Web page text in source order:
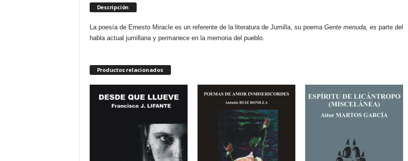
Descripción
La poesía de Ernesto Miracle es un referente de la literatura de Jumilla, su poema Gente menuda, es parte del
habla actual jumillana y permanece en la memoria del pueblo.
Productos relacionados